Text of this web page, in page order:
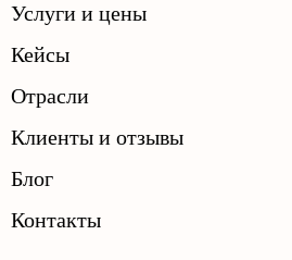
Услуги и цены
Кейсы
Отрасли
Клиенты и отзывы
Блог
Контакты